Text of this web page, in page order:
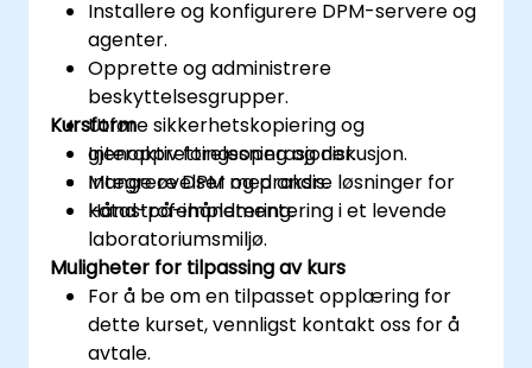
Installere og konfigurere DPM-servere og
agenter.
Opprette og administrere
beskyttelsesgrupper.
Utføre sikkerhetskopiering og
gjenopprettingsoperasjoner.
Integrere DPM med andre løsninger for
katastrofehåndtering.
Kursform
Interaktiv forelesning og diskusjon.
Mange øvelser og praksis.
Hånd-på-implementering i et levende
laboratoriumsmiljø.
Muligheter for tilpassing av kurs
For å be om en tilpasset opplæring for
dette kurset, vennligst kontakt oss for å
avtale.